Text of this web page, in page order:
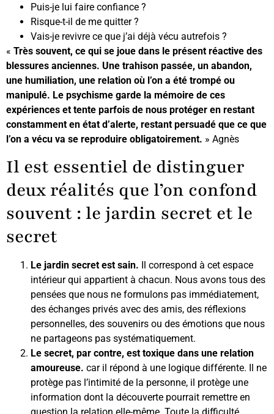
Puis-je lui faire confiance ?
Risque-t-il de me quitter ?
Vais-je revivre ce que j’ai déjà vécu autrefois ?
« Très souvent, ce qui se joue dans le présent réactive des
blessures anciennes. Une trahison passée, un abandon,
une humiliation, une relation où l’on a été trompé ou
manipulé. Le psychisme garde la mémoire de ces
expériences et tente parfois de nous protéger en restant
constamment en état d’alerte, restant persuadé que ce que
l’on a vécu va se reproduire obligatoirement. » Agnès
Il est essentiel de distinguer
deux réalités que l’on confond
souvent : le jardin secret et le
secret
Le jardin secret est sain.
Il correspond à cet espace
intérieur qui appartient à chacun. Nous avons tous des
pensées que nous ne formulons pas immédiatement,
des échanges privés avec des amis, des réflexions
personnelles, des souvenirs ou des émotions que nous
ne partageons pas systématiquement.
Le secret, par contre, est toxique dans une relation
amoureuse. car il répond à une logique différente. Il ne
protège pas l’intimité de la personne, il protège une
information dont la découverte pourrait remettre en